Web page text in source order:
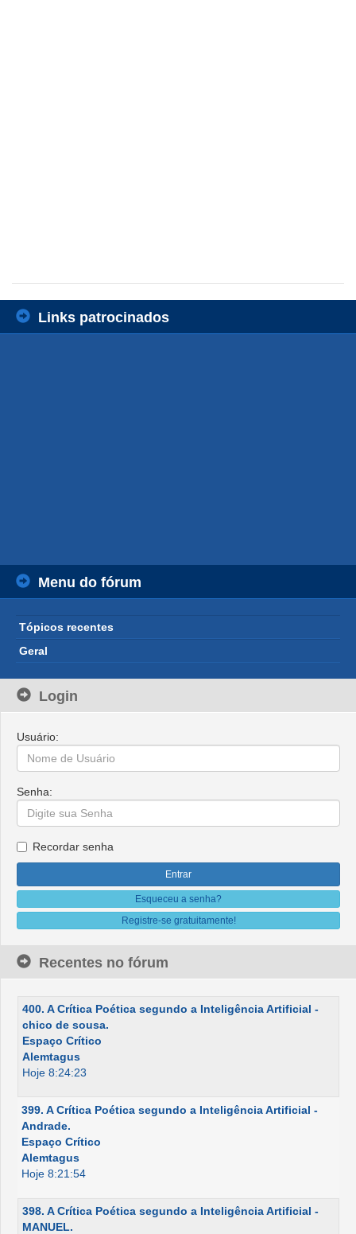
Links patrocinados
Menu do fórum
Tópicos recentes
Geral
Login
Usuário:
Senha:
Recordar senha
Esqueceu a senha?
Registre-se gratuitamente!
Recentes no fórum
400. A Crítica Poética segundo a Inteligência Artificial -
chico de sousa.
Espaço Crítico
Alemtagus
Hoje 8:24:23
399. A Crítica Poética segundo a Inteligência Artificial -
Andrade.
Espaço Crítico
Alemtagus
Hoje 8:21:54
398. A Crítica Poética segundo a Inteligência Artificial -
MANUEL.